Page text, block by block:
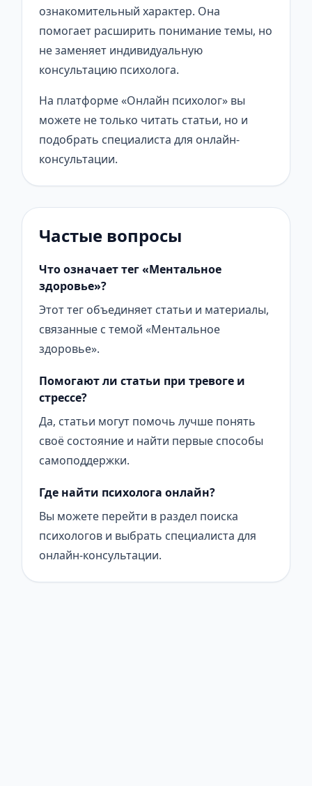
ознакомительный характер. Она
помогает расширить понимание темы, но
не заменяет индивидуальную
консультацию психолога.
На платформе «Онлайн психолог» вы
можете не только читать статьи, но и
подобрать специалиста для онлайн-
консультации.
Частые вопросы
Что означает тег «Ментальное
здоровье»?
Этот тег объединяет статьи и материалы,
связанные с темой «Ментальное
здоровье».
Помогают ли статьи при тревоге и
стрессе?
Да, статьи могут помочь лучше понять
своё состояние и найти первые способы
самоподдержки.
Где найти психолога онлайн?
Вы можете перейти в раздел поиска
психологов и выбрать специалиста для
онлайн-консультации.